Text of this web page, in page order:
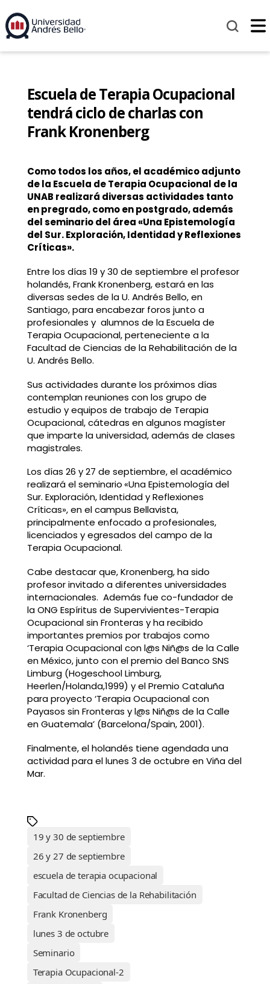
Escuela de Terapia Ocupacional
tendrá ciclo de charlas con
Frank Kronenberg
Como todos los años, el académico adjunto
de la Escuela de Terapia Ocupacional de la
UNAB realizará diversas actividades tanto
en pregrado, como en postgrado, además
del seminario del área «Una Epistemología
del Sur. Exploración, Identidad y Reflexiones
Críticas».
Entre los días 19 y 30 de septiembre el profesor
holandés, Frank Kronenberg, estará en las
diversas sedes de la U. Andrés Bello, en
Santiago, para encabezar foros junto a
profesionales y alumnos de la Escuela de
Terapia Ocupacional, perteneciente a la
Facultad de Ciencias de la Rehabilitación de la
U. Andrés Bello.
Sus actividades durante los próximos días
contemplan reuniones con los grupo de
estudio y equipos de trabajo de Terapia
Ocupacional, cátedras en algunos magíster
que imparte la universidad, además de clases
magistrales.
Los días 26 y 27 de septiembre, el académico
realizará el seminario«Una Epistemología del
Sur. Exploración, Identidad y Reflexiones
Críticas», en el campus Bellavista,
principalmente enfocado a profesionales,
licenciados y egresados del campo de la
Terapia Ocupacional.
Cabe destacar que, Kronenberg, ha sido
profesor invitado a diferentes universidades
internacionales. Además fue co-fundador de
la ONG Espíritus de Supervivientes-Terapia
Ocupacional sin Fronteras y ha recibido
importantes premios por trabajos como
‘Terapia Ocupacional con l@s Niñ@s de la Calle
en México, junto con el premio del Banco SNS
Limburg (Hogeschool Limburg,
Heerlen/Holanda,1999) y el Premio Cataluña
para proyecto ‘Terapia Ocupacional con
Payasos sin Fronteras y l@s Niñ@s de la Calle
en Guatemala’ (Barcelona/Spain, 2001).
Finalmente, el holandés tiene agendada una
actividad para el lunes 3 de octubre en Viña del
Mar.
19 y 30 de septiembre
26 y 27 de septiembre
escuela de terapia ocupacional
Facultad de Ciencias de la Rehabilitación
Frank Kronenberg
lunes 3 de octubre
Seminario
Terapia Ocupacional-2